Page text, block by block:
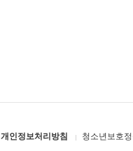
개인정보처리방침 청소년보호